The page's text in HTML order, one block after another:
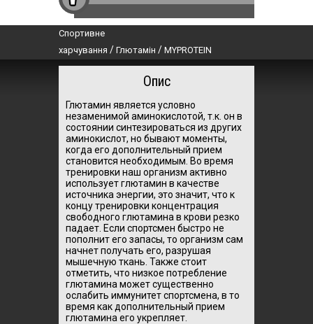
Спортивне
харчування / Глютамін / MYPROTEIN
Опис
Глютамин является условно
незаменимой аминокислотой, т.к. он в
состоянии синтезироваться из других
аминокислот, но бывают моменты,
когда его дополнительный прием
становится необходимым. Во время
тренировки наш организм активно
использует глютамин в качестве
источника энергии, это значит, что к
концу тренировки концентрация
свободного глютамина в крови резко
падает. Если спортсмен быстро не
пополнит его запасы, то организм сам
начнет получать его, разрушая
мышечную ткань. Также стоит
отметить, что низкое потребление
глютамина может существенно
ослабить иммунитет спортсмена, в то
время как дополнительный прием
глютамина его укрепляет.